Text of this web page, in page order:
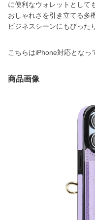
に便利なウォレットとして
おしゃれさを引き立てる多
ビジネスシーンにもぴった
こちらはiPhone対応となっ
商品画像